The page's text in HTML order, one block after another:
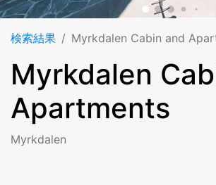
検索結果 Myrkdalen Cabin and
Myrkdalen
Apartments
Myrkdalen